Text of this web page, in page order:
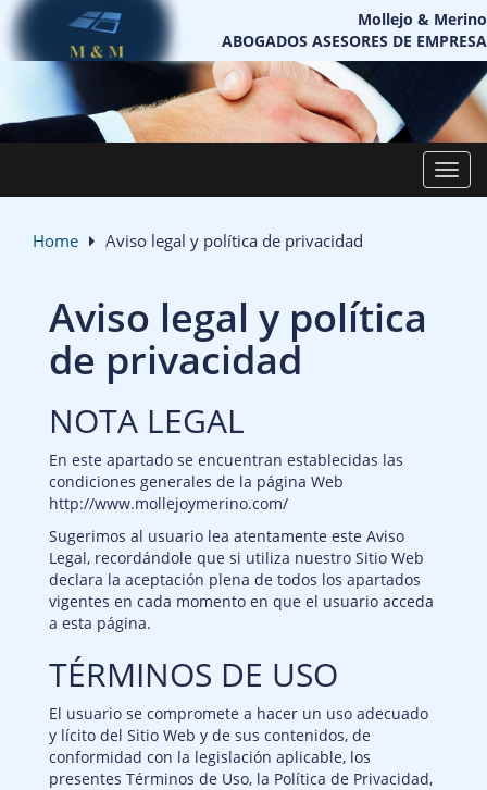
Skip
content
Mollejo & Merino
ABOGADOS ASESORES DE EMPRESA
Home Aviso legal y política de privacidad
Aviso legal y política
de privacidad
NOTA LEGAL
En este apartado se encuentran establecidas las
condiciones generales de la página Web
http://www.mollejoymerino.com/
Sugerimos al usuario lea atentamente este Aviso
Legal, recordándole que si utiliza nuestro Sitio Web
declara la aceptación plena de todos los apartados
vigentes en cada momento en que el usuario acceda
a esta página.
TÉRMINOS DE USO
El usuario se compromete a hacer un uso adecuado
y lícito del Sitio Web y de sus contenidos, de
conformidad con la legislación aplicable, los
presentes Términos de Uso, la Política de Privacidad,